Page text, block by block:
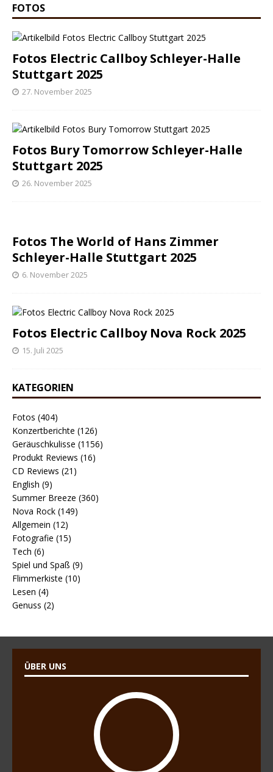
FOTOS
Fotos Electric Callboy Schleyer-Halle
Stuttgart 2025
27. November 2025
Fotos Bury Tomorrow Schleyer-Halle
Stuttgart 2025
26. November 2025
Fotos The World of Hans Zimmer
Schleyer-Halle Stuttgart 2025
6. November 2025
Fotos Electric Callboy Nova Rock 2025
15. Juli 2025
KATEGORIEN
Fotos (404)
Konzertberichte (126)
Geräuschkulisse (1156)
Produkt Reviews (16)
CD Reviews (21)
English (9)
Summer Breeze (360)
Nova Rock (149)
Allgemein (12)
Fotografie (15)
Tech (6)
Spiel und Spaß (9)
Flimmerkiste (10)
Lesen (4)
Genuss (2)
ÜBER UNS